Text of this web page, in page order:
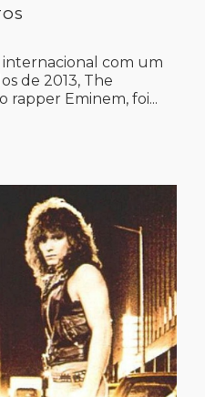
com um
de 2013, The
rapper Eminem, foi...